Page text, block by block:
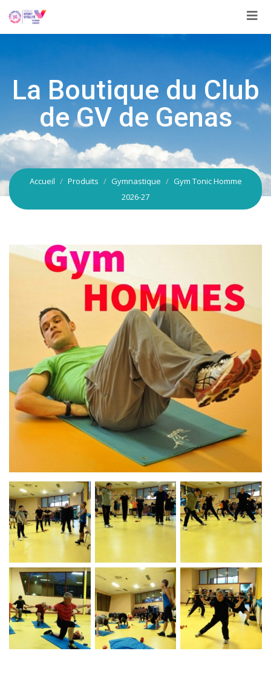
La Boutique du Club
de GV de Genas
Accueil Produits Gymnastique
Gym Tonic Homme
2026-27